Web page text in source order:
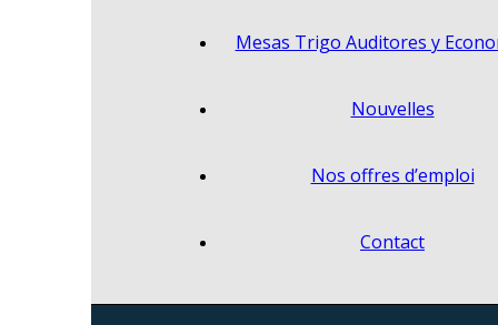
Mesas Trigo Auditores y
Nouvelles
Nos offres d’emploi
Contact